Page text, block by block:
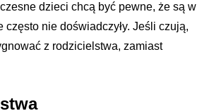
dzieci chcą być pewne, że są w
nie doświadczyły. Jeśli czują,
z rodzicielstwa, zamiast